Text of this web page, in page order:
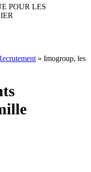
POUR LES
» Imogroup, les